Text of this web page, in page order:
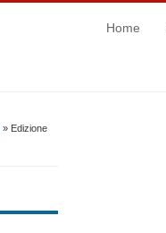
Home
» Edizione